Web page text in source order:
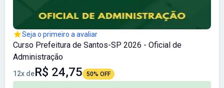
Seja o primeiro a avaliar
Curso Prefeitura de Santos-SP 2026 - Oficial de
Administração
12x deR$ 24,75 50% OFF